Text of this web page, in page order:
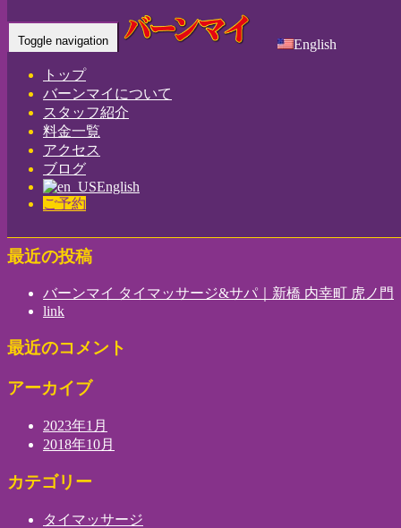
English
Toggle navigation
トップ
バーンマイについて
スタッフ紹介
料金一覧
アクセス
ブログ
English
ご予約
Home - アリス…
アリス(Alice)新橋 内幸町 虎ノ門 ｜バーンマイ タイマッサー
ジ&サパ
最近の投稿
バーンマイ タイマッサージ&サパ｜新橋 内幸町 虎ノ門
link
最近のコメント
アーカイブ
2023年1月
2018年10月
カテゴリー
タイマッサージ